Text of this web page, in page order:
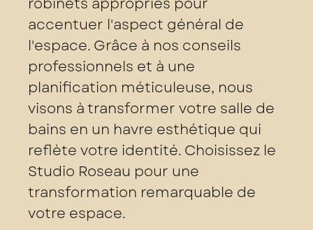
accentuer l'aspect général de
l'espace. Grâce à nos conseils
professionnels et à une
planification méticuleuse, nous
visons à transformer votre salle de
bains en un havre esthétique qui
reflète votre identité. Choisissez le
Studio Roseau pour une
transformation remarquable de
votre espace.